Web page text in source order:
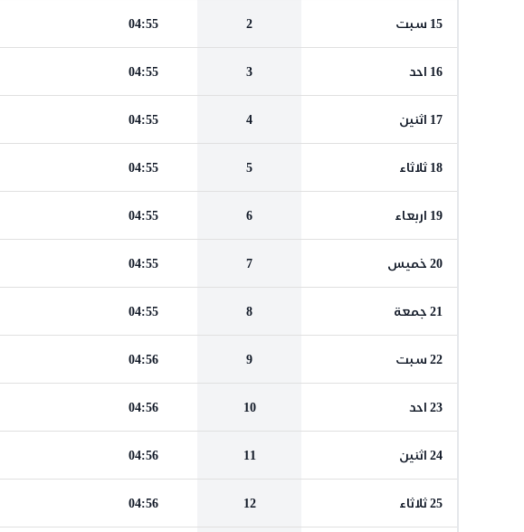
15 سبت 2
04:55
16 احد 3
04:55
17 اثنين 4
04:55
18 ثلاثاء 5
04:55
19 اربعاء 6
04:55
20 خميس 7
04:55
21 جمعة 8
04:55
22 سبت 9
04:56
23 احد 10
04:56
24 اثنين 11
04:56
25 ثلاثاء 12
04:56